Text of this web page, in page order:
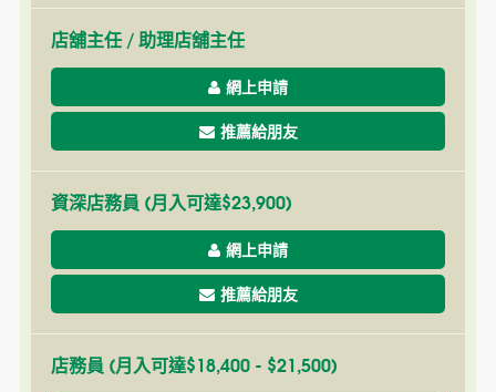
店舖主任 / 助理店舖主任
網上申請
推薦給朋友
資深店務員 (月入可達$23,900)
網上申請
推薦給朋友
店務員 (月入可達$18,400 - $21,500)